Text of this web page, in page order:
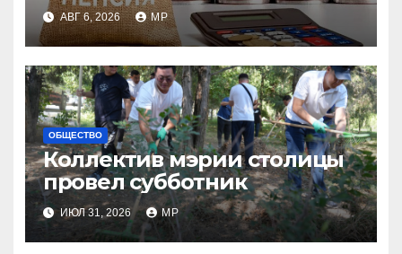
индексации
АВГ 6, 2026 MP
ОБЩЕСТВО
Коллектив мэрии столицы
провел субботник
ИЮЛ 31, 2026 MP